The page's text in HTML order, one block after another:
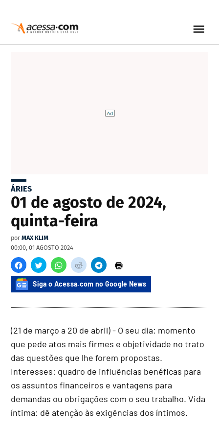
ÁRIES
01 de agosto de 2024,
quinta-feira
por MAX KLIM
00:00, 01 AGOSTO 2024
Siga o Acessa.com no Google News
(21 de março a 20 de abril) - O seu dia: momento
que pede atos mais firmes e objetividade no trato
das questões que lhe forem propostas.
Interesses: quadro de influências benéficas para
os assuntos financeiros e vantagens para
demandas ou obrigações com o seu trabalho. Vida
íntima: dê atenção às exigências dos íntimos.